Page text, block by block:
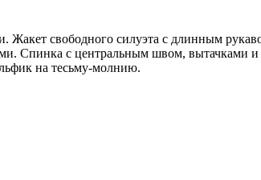
свободного силуэта с длинным
Спинка с центральным швом, вытачками
на тесьму-молнию.